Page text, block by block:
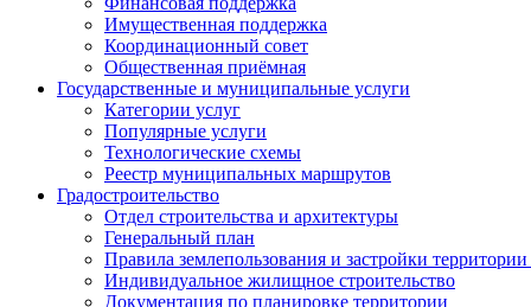
Имущественная поддержка
Координационный совет
Общественная приёмная
Государственные и муниципальные услуги
Категории услуг
Популярные услуги
Технологические схемы
Реестр муниципальных маршрутов
Градостроительство
Отдел строительства и архитектуры
Генеральный план
Правила землепользования и застройки
Индивидуальное жилищное строительство
Документация по планировке территории